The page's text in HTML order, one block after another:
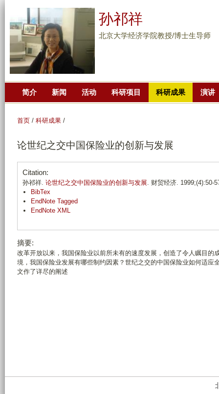
到
主
要
孙祁祥
北京大学经济学院教授/博士生导师
简介 新闻 活动 科研项目 科研成果 演讲
首页 / 科研成果 /
论世纪之交中国保险业的创新与发展
Citation:
孙祁祥. 论世纪之交中国保险业的创新与发展. 财贸经济. 1999;(4):50-
BibTex
EndNote Tagged
EndNote XML
摘要:
改革开放以来，我国保险业以前所未有的速度发展，创造了令人瞩目的
境，我国保险业发展有哪些制约因素？世纪之交的中国保险业如何适应
文作了详尽的阐述